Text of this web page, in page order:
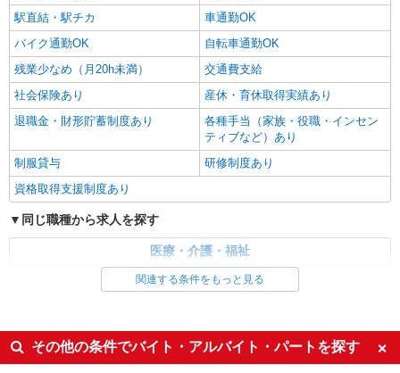
キープ 詳細を見る
駅直結・駅チカ
車通勤OK
バイク通勤OK
自転車通勤OK
残業少なめ（月20h未満）
交通費支給
社会保険あり
産休・育休取得実績あり
退職金・財形貯蓄制度あり
各種手当（家族・役職・インセン
ティブなど）あり
制服貸与
研修制度あり
資格取得支援制度あり
同じ職種から求人を探す
医療・介護・福祉
未経験歓迎
ミドル（40代～）活躍中
ボーナス・賞与あり
車通勤OK
関連する条件をもっと見る
その他の条件でバイト・アルバイト・パートを探す